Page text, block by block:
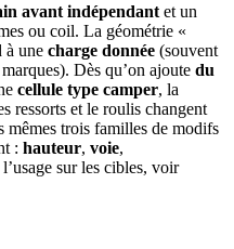
avant indépendant et un
ou coil. La géométrie «
à une charge donnée (souvent
Dès qu’on ajoute du
cellule type camper, la
ressorts et le roulis changent
trois familles de modifs
: hauteur, voie,
sur les cibles, voir